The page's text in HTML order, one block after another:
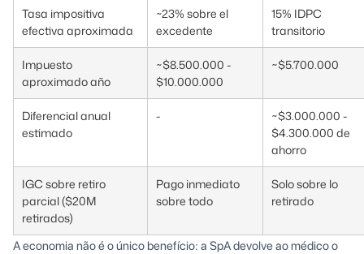
Tasa impositiva
efectiva aproximada
~23% sobre el
excedente
15% IDPC
transitorio
Impuesto
aproximado año
~$8.500.000 -
$10.000.000
~$5.700.000
Diferencial anual
estimado
-
~$3.000.000 -
$4.300.000 de
ahorro
IGC sobre retiro
parcial ($20M
retirados)
Pago inmediato
sobre todo
Solo sobre lo
retirado
A economia não é o único benefício: a SpA devolve ao médico o